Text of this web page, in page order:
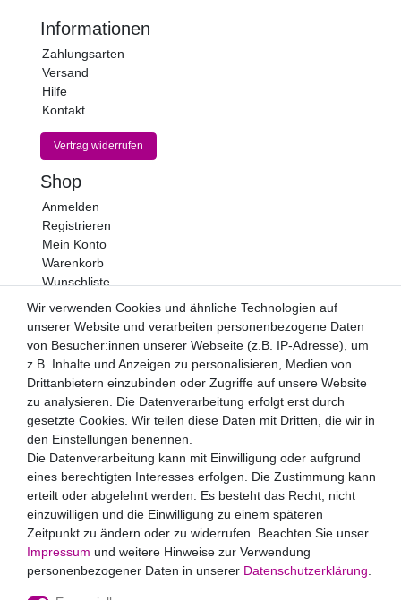
Informationen
Zahlungsarten
Versand
Hilfe
Kontakt
Vertrag widerrufen
Shop
Anmelden
Registrieren
Mein Konto
Warenkorb
Wunschliste
Newsletter
E-MAIL **
Newsletter
Honig
Hiermit bestätige ich, dass ich dieDaten­schutz­erklärung
gelesen habe. Meine Einwilligung kann ich jederzeit
widerrufen.**
Abonnieren
** Hierbei handelt es sich um ein Pflichtfeld.
Zahlungsarten
Wir verwenden Cookies und ähnliche Technologien auf
unserer Website und verarbeiten personenbezogene Daten
von Besucher:innen unserer Webseite (z.B. IP-Adresse), um
z.B. Inhalte und Anzeigen zu personalisieren, Medien von
Drittanbietern einzubinden oder Zugriffe auf unsere Website
zu analysieren. Die Datenverarbeitung erfolgt erst durch
gesetzte Cookies. Wir teilen diese Daten mit Dritten, die wir in
den Einstellungen benennen.
Die Datenverarbeitung kann mit Einwilligung oder aufgrund
eines berechtigten Interesses erfolgen. Die Zustimmung kann
erteilt oder abgelehnt werden. Es besteht das Recht, nicht
einzuwilligen und die Einwilligung zu einem späteren
Zeitpunkt zu ändern oder zu widerrufen. Beachten Sie unser
Impressum und weitere Hinweise zur Verwendung
personenbezogener Daten in unserer Daten­schutz­erklärung